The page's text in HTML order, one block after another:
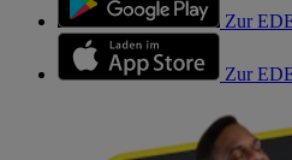
Zur
Zur